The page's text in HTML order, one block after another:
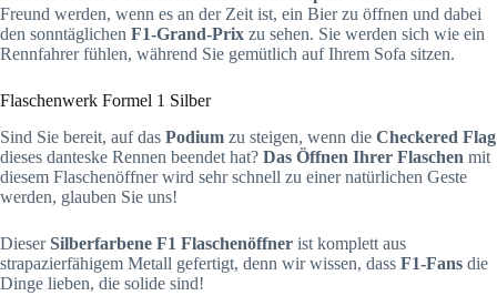
Freund werden, wenn es an der Zeit ist, ein Bier zu öffnen und dabei
den sonntäglichen F1-Grand-Prix zu sehen. Sie werden sich wie ein
Rennfahrer fühlen, während Sie gemütlich auf Ihrem Sofa sitzen.
Flaschenwerk Formel 1 Silber
Sind Sie bereit, auf das Podium zu steigen, wenn die Checkered Flag
dieses danteske Rennen beendet hat? Das Öffnen Ihrer Flaschen mit
diesem Flaschenöffner wird sehr schnell zu einer natürlichen Geste
werden, glauben Sie uns!
DieserSilberfarbene F1 Flaschenöffner ist komplett aus
strapazierfähigem Metall gefertigt, denn wir wissen, dass F1-Fans die
Dinge lieben, die solide sind!